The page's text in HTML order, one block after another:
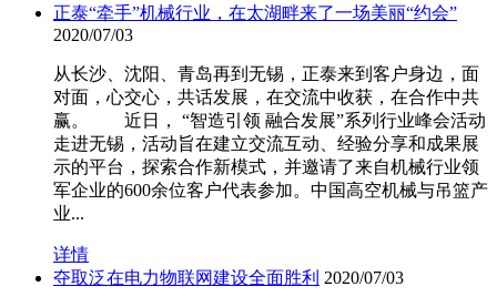
正泰“牵手”机械行业，在太湖畔来了一场美丽“约会”
2020/07/03
从长沙、沈阳、青岛再到无锡，正泰来到客户身边，面
对面，心交心，共话发展，在交流中收获，在合作中共
赢。 近日， “智造引领 融合发展”系列行业峰会活动
走进无锡，活动旨在建立交流互动、经验分享和成果展
示的平台，探索合作新模式，并邀请了来自机械行业领
军企业的600余位客户代表参加。中国高空机械与吊篮产
业...
详情
夺取泛在电力物联网建设全面胜利 2020/07/03